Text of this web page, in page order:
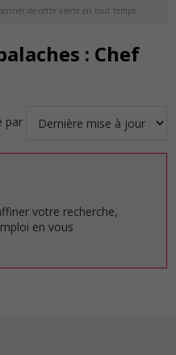
de cette alerte en tout temps.
: Chef
par
votre recherche,
en vous